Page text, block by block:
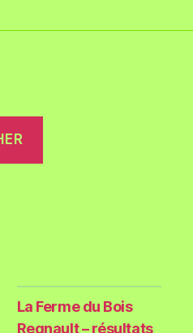
La Ferme du Bois
Regnault – résultats